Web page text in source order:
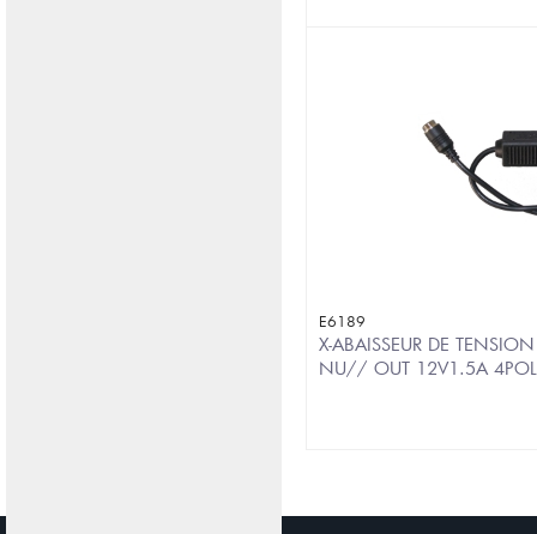
E6189
X-ABAISSEUR DE
NU// OUT 12V1.5A